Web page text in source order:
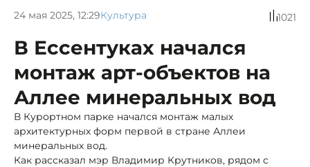
24 мая 2025, 12:29Культура 1021
В Ессентуках начался
монтаж арт-объектов на
Аллее минеральных вод
В Курортном парке начался монтаж малых
архитектурных форм первой в стране Аллеи
минеральных вод.
Как рассказал мэр Владимир Крутников, рядом с